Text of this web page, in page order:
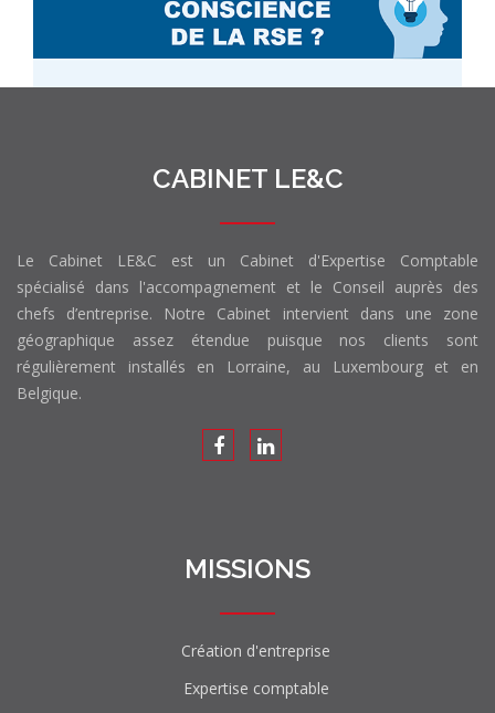
CABINET LE&C
Le Cabinet LE&C est un Cabinet d'Expertise Comptable
spécialisé dans l'accompagnement et le Conseil auprès des
chefs d’entreprise. Notre Cabinet intervient dans une zone
géographique assez étendue puisque nos clients sont
régulièrement installés en Lorraine, au Luxembourg et en
Belgique.
MISSIONS
Création d'entreprise
Expertise comptable